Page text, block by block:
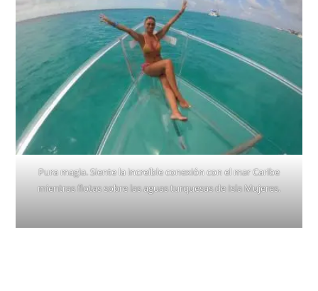
Pura magia. Siente la increíble conexión con el mar Caribe
mientras flotas sobre las aguas turquesas de Isla Mujeres.